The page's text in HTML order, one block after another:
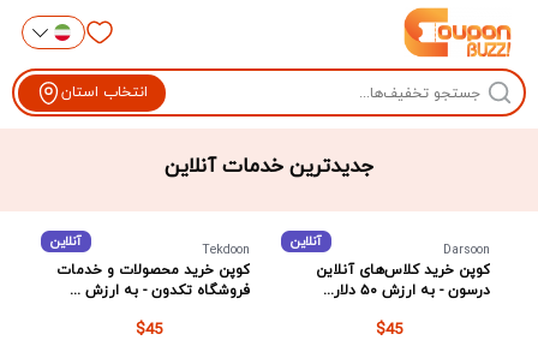
انتخاب استان
جدیدترین خدمات آنلاین
آنلاین Darsoon
کوپن خرید کلاس‌های آنلاین
درسون - به ارزش ۵۰ دلار...
$45
آنلاین Tekdoon
کوپن خرید محصولات و خدمات
فروشگاه تکدون - به ارزش ...
$45